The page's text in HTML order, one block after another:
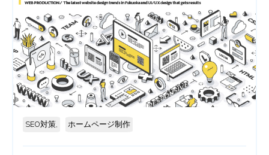
SEO対策, ホームページ制作